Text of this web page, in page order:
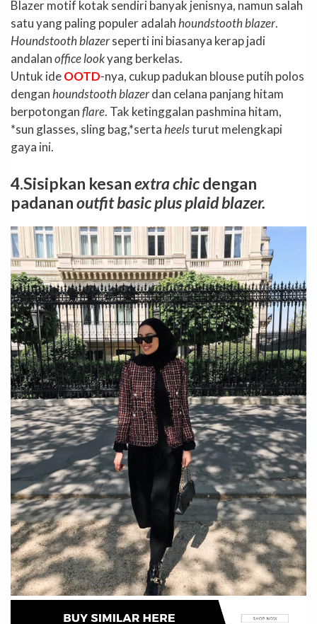
Blazer motif kotak sendiri banyak jenisnya, namun salah
satu yang paling populer adalahhoundstooth blazer.
Houndstooth blazerseperti ini biasanya kerap jadi
andalanoffice lookyang berkelas.
Untuk ideOOTD-nya, cukup padukan blouse putih polos
denganhoundstooth blazerdan celana panjang hitam
berpotonganflare. Tak ketinggalan pashmina hitam,
*sun glasses, sling bag,*sertaheelsturut melengkapi
gaya ini.
4.Sisipkan kesanextra chicdengan
padananoutfit basic plus plaid blazer.